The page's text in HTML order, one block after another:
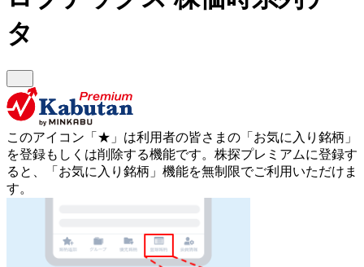
タ
このアイコン 「★」 は利用者の皆さまの 「お気に入り銘柄」
を登録もしくは削除する機能です。 株探プレミアムに登録す
ると、「お気に入り銘柄」機能を無制限でご利用いただけま
す。